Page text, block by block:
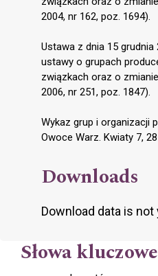
2004, nr 162, poz. 1694).
Ustawa z dnia 15 grudnia
ustawy o grupach
związkach oraz o
2006, nr 251, poz. 1847).
Wykaz grup i organizacji
Owoce Warz. Kwiaty 7,
Downloads
Download data is not
Słowa kluczowe